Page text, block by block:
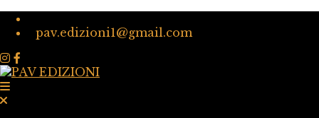
pav.edizioni1@gmail.com